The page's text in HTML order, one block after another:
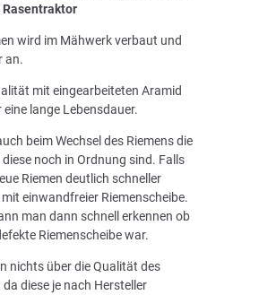
Rasentraktor
wird im Mähwerk verbaut und
an.
mit eingearbeiteten Aramid
lange Lebensdauer.
beim Wechsel des Riemens die
noch in Ordnung sind. Falls
Riemen deutlich schneller
einwandfreier Riemenscheibe.
man dann schnell erkennen ob
Riemenscheibe war.
nichts über die Qualität des
da diese je nach Hersteller